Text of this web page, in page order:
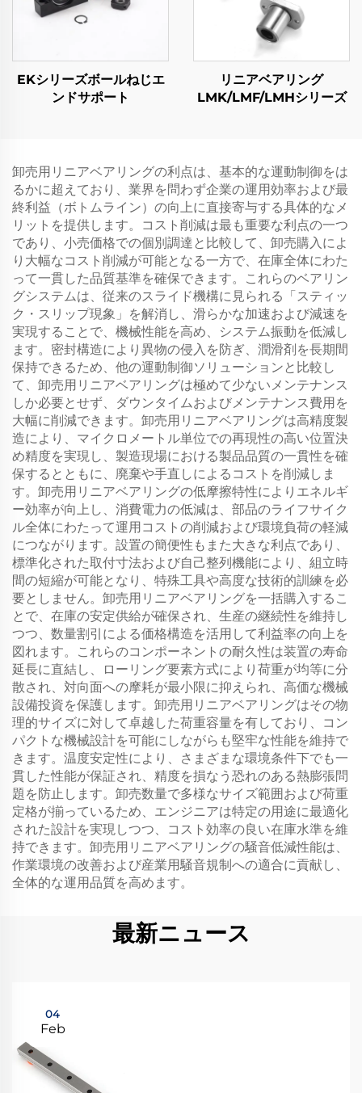
EKシリーズボールねじエ
ンドサポート
リニアベアリング
LMK/LMF/LMHシリーズ
卸売用リニアベアリングの利点は、基本的な運動制御をは
るかに超えており、業界を問わず企業の運用効率および最
終利益（ボトムライン）の向上に直接寄与する具体的なメ
リットを提供します。コスト削減は最も重要な利点の一つ
であり、小売価格での個別調達と比較して、卸売購入によ
り大幅なコスト削減が可能となる一方で、在庫全体にわた
って一貫した品質基準を確保できます。これらのベアリン
グシステムは、従来のスライド機構に見られる「スティッ
ク・スリップ現象」を解消し、滑らかな加速および減速を
実現することで、機械性能を高め、システム振動を低減し
ます。密封構造により異物の侵入を防ぎ、潤滑剤を長期間
保持できるため、他の運動制御ソリューションと比較し
て、卸売用リニアベアリングは極めて少ないメンテナンス
しか必要とせず、ダウンタイムおよびメンテナンス費用を
大幅に削減できます。卸売用リニアベアリングは高精度製
造により、マイクロメートル単位での再現性の高い位置決
め精度を実現し、製造現場における製品品質の一貫性を確
保するとともに、廃棄や手直しによるコストを削減しま
す。卸売用リニアベアリングの低摩擦特性によりエネルギ
ー効率が向上し、消費電力の低減は、部品のライフサイク
ル全体にわたって運用コストの削減および環境負荷の軽減
につながります。設置の簡便性もまた大きな利点であり、
標準化された取付寸法および自己整列機能により、組立時
間の短縮が可能となり、特殊工具や高度な技術的訓練を必
要としません。卸売用リニアベアリングを一括購入するこ
とで、在庫の安定供給が確保され、生産の継続性を維持し
つつ、数量割引による価格構造を活用して利益率の向上を
図れます。これらのコンポーネントの耐久性は装置の寿命
延長に直結し、ローリング要素方式により荷重が均等に分
散され、対向面への摩耗が最小限に抑えられ、高価な機械
設備投資を保護します。卸売用リニアベアリングはその物
理的サイズに対して卓越した荷重容量を有しており、コン
パクトな機械設計を可能にしながらも堅牢な性能を維持で
きます。温度安定性により、さまざまな環境条件下でも一
貫した性能が保証され、精度を損なう恐れのある熱膨張問
題を防止します。卸売数量で多様なサイズ範囲および荷重
定格が揃っているため、エンジニアは特定の用途に最適化
された設計を実現しつつ、コスト効率の良い在庫水準を維
持できます。卸売用リニアベアリングの騒音低減性能は、
作業環境の改善および産業用騒音規制への適合に貢献し、
全体的な運用品質を高めます。
最新ニュース
04
Feb